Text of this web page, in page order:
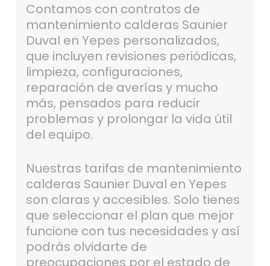
Contamos con contratos de
mantenimiento calderas Saunier
Duval en Yepes personalizados,
que incluyen revisiones periódicas,
limpieza, configuraciones,
reparación de averías y mucho
más, pensados para reducir
problemas y prolongar la vida útil
del equipo.
Nuestras tarifas de mantenimiento
calderas Saunier Duval en Yepes
son claras y accesibles. Solo tienes
que seleccionar el plan que mejor
funcione con tus necesidades y así
podrás olvidarte de
preocupaciones por el estado de